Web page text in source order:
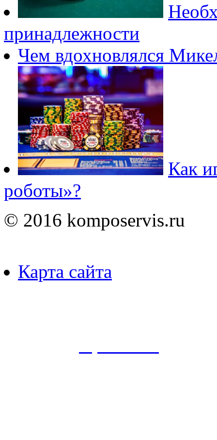
принадлежности
Чем вдохновлялся
Как
роботы»?
© 2016 komposervis.ru
Карта сайта